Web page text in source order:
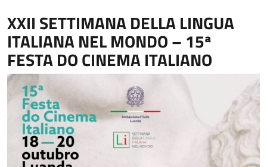
XXII SETTIMANA DELLA LINGUA
ITALIANA NEL MONDO – 15ª
FESTA DO CINEMA ITALIANO